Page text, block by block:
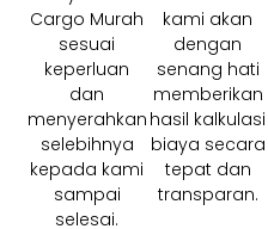
Cargo Murah
sesuai
keperluan
dan
menyerahkan
selebihnya
kepada kami
sampai
selesai.
kami akan
dengan
senang hati
memberikan
hasil kalkulasi
biaya secara
tepat dan
transparan.